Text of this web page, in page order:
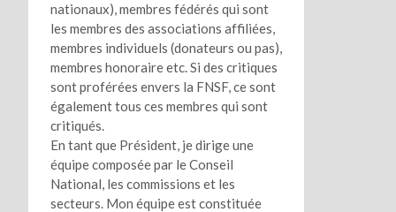
nationaux), membres fédérés qui sont
les membres des associations affiliées,
membres individuels (donateurs ou pas),
membres honoraire etc. Si des critiques
sont proférées envers la FNSF, ce sont
également tous ces membres qui sont
critiqués.
En tant que Président, je dirige une
équipe composée par le Conseil
National, les commissions et les
secteurs. Mon équipe est constituée